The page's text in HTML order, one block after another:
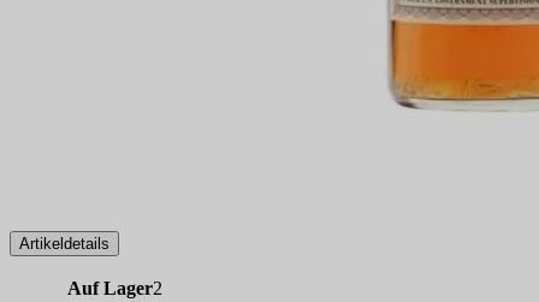
Artikeldetails
Auf Lager2